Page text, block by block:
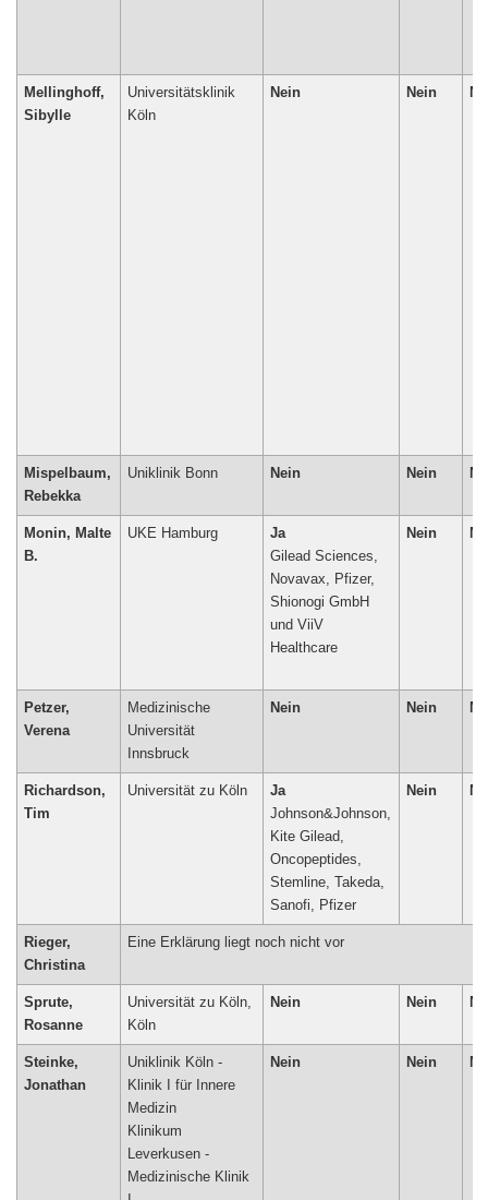
Mellinghoff,
Sibylle
Universitätsklinik
Köln
Nein Nein
Mispelbaum,
Rebekka
Uniklinik Bonn Nein Nein
Monin, Malte
B.
UKE Hamburg
Ja
Gilead Sciences,
Novavax, Pfizer,
Shionogi GmbH
und ViiV
Healthcare
Nein
Petzer,
Verena
Medizinische
Universität
Innsbruck
Nein Nein
Richardson,
Tim
Universität zu Köln
Ja
Johnson&Johnson,
Kite Gilead,
Oncopeptides,
Stemline, Takeda,
Sanofi, Pfizer
Nein
Rieger,
Christina
Eine Erklärung liegt noch nicht vor
Sprute,
Rosanne
Universität zu Köln,
Köln
Nein Nein
Steinke,
Jonathan
Uniklinik Köln -
Klinik I für Innere
Medizin
Klinikum
Leverkusen -
Medizinische Klinik
Nein Nein